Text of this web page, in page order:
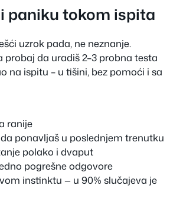
paniku tokom ispita
uzrok pada, ne neznanje.
probaj da uradiš 2–3 probna testa
na ispitu – u tišini, bez pomoći i sa
ranije
ponavljaš u poslednjem trenutku
polako i dvaput
pogrešne odgovore
instinktu — u 90% slučajeva je